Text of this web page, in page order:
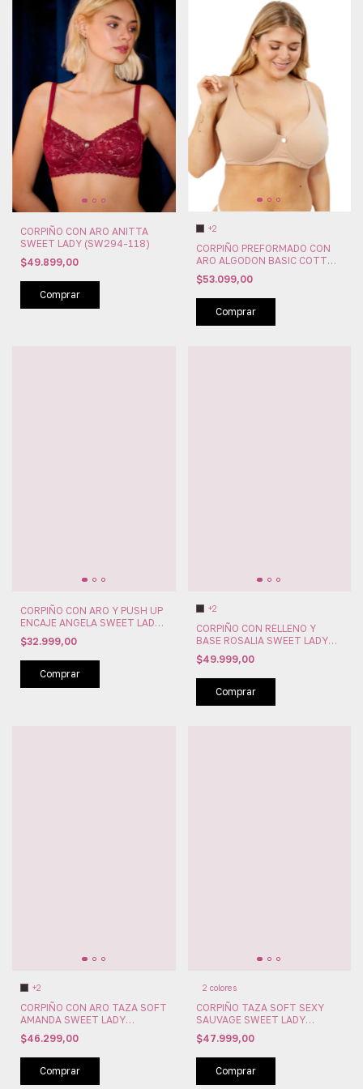
CORPIÑO CON ARO ANITTA
SWEET LADY (SW294-118)
$49.899,00
Comprar
+2
CORPIÑO PREFORMADO CON
ARO ALGODON BASIC COTTON
SWEET LADY (SW294-115)
$53.099,00
Comprar
CORPIÑO CON ARO Y PUSH UP
ENCAJE ANGELA SWEET LADY
(SW293-94)
$32.999,00
Comprar
+2
CORPIÑO CON RELLENO Y
BASE ROSALIA SWEET LADY
(SW293-117)
$49.999,00
Comprar
+2
CORPIÑO CON ARO TAZA SOFT
AMANDA SWEET LADY
(SW209-77)
$46.299,00
Comprar
2 colores
CORPIÑO TAZA SOFT SEXY
SAUVAGE SWEET LADY
(SW209-127)
$47.999,00
Comprar